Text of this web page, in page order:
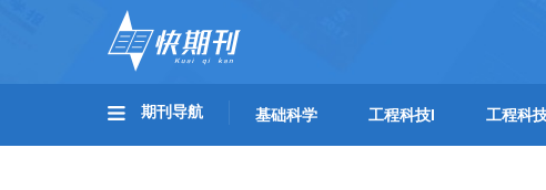
期刊导航 基础科学 工程科技I 工程科